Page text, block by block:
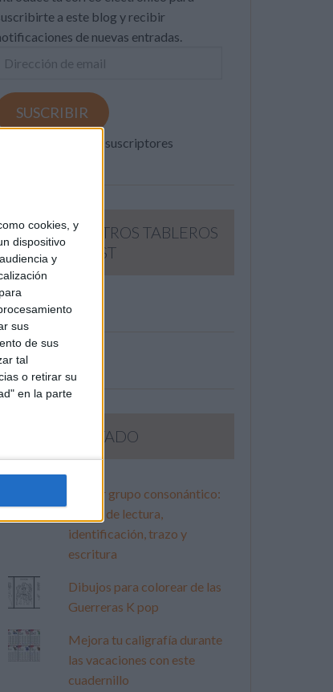
cookies, y
dispositivo
y
sus
de sus
tal
o retirar su
en la parte
a este blog y recibir
de nuevas entradas.
Dirección
email
SUSCRIBIR
Únete a otros 371K suscriptores
SIGUE NUESTROS TABLEROS
EN PINTEREST
LO MÁS VISITADO
Primer grupo consonántico:
Fichas de lectura,
identificación, trazo y
escritura
Dibujos para colorear de las
Guerreras K pop
Mejora tu caligrafía durante
las vacaciones con este
cuadernillo